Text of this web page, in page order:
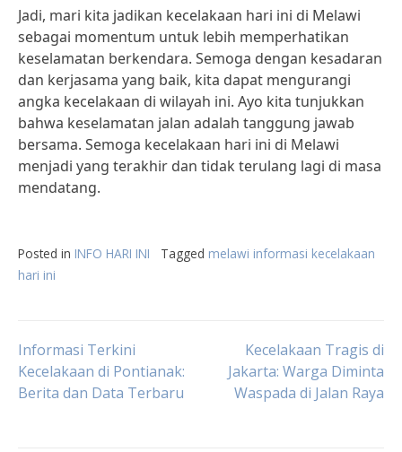
Jadi, mari kita jadikan kecelakaan hari ini di Melawi
sebagai momentum untuk lebih memperhatikan
keselamatan berkendara. Semoga dengan kesadaran
dan kerjasama yang baik, kita dapat mengurangi
angka kecelakaan di wilayah ini. Ayo kita tunjukkan
bahwa keselamatan jalan adalah tanggung jawab
bersama. Semoga kecelakaan hari ini di Melawi
menjadi yang terakhir dan tidak terulang lagi di masa
mendatang.
Posted in INFO HARI INI Tagged melawi informasi kecelakaan
hari ini
Post
navigation
Informasi Terkini
Kecelakaan di Pontianak:
Berita dan Data Terbaru
Kecelakaan Tragis di
Jakarta: Warga Diminta
Waspada di Jalan Raya